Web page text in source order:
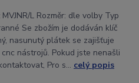
L Rozměr: dle volby Typ
Se zbožím je dodáván klíč
nasunutý plátek se zajišťuje
nástrojů. Pokud jste nenašli
Pro s... celý popis